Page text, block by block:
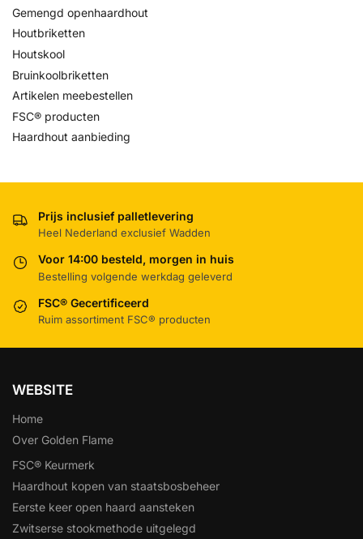
Gemengd openhaardhout
Houtbriketten
Houtskool
Bruinkoolbriketten
Artikelen meebestellen
FSC® producten
Haardhout aanbieding
Prijs inclusief palletlevering
Heel Nederland exclusief Wadden
Voor 14:00 besteld, morgen in huis
Bestelling volgende werkdag geleverd
FSC® Gecertificeerd
Ruim assortiment FSC® producten
WEBSITE
Home
Over Golden Flame
FSC® Keurmerk
Haardhout kopen van staatsbosbeheer
Eerste keer open haard aansteken
Zwitserse stookmethode uitgelegd